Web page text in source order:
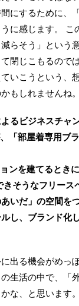
にするために、
に感じます。 こ
らそう」という
閉じこもるので
いこうという、
もしれませんね。
るビジネスチャ
「部屋着専用ブ
ンを建てるとき
きそうなフリース
いだ」の空間を
し、ブランド化
出る機会がめっ
生活の中で、「
な、と思います。